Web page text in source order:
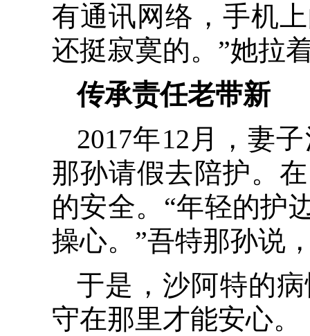
有通讯网络，手机
还挺寂寞的。”她拉
传承责任老带新
2017年12月，妻
那孙请假去陪护。
的安全。“年轻的护
操心。”吾特那孙说
于是，沙阿特的
守在那里才能安心。